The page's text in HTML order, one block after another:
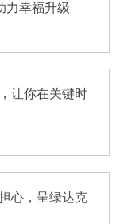
力幸福升级
让你在关键时
心，呈绿达克